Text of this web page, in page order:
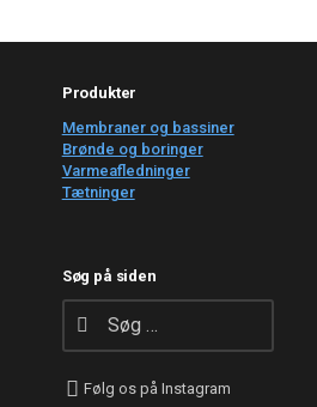
Produkter
Membraner og bassiner
Brønde og boringer
Varmeafledninger
Tætninger
Søg på siden